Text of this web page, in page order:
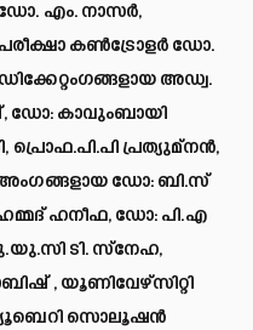
എം. നാസർ,
കൺട്രോളർ ഡോ.
അഡ്വ.
ഡോ: കാവുംബായി
പ്രത്യുമ്നൻ,
അംഗങ്ങളായ ഡോ: ബി.സ്
ഹനീഫ, ഡോ: പി.എ
ടി. സ്നേഹ,
, യൂണിവേഴ്സിറ്റി
ക്യൂബെറി സൊലൂഷൻ